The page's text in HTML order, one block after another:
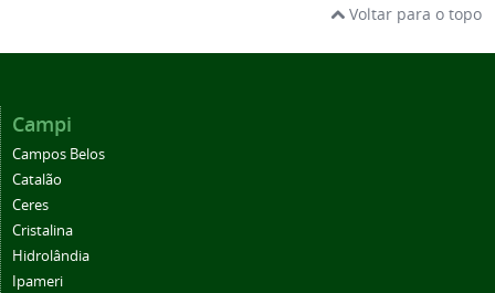
Voltar para o topo
Campi
Campos Belos
Catalão
Ceres
Cristalina
Hidrolândia
Ipameri